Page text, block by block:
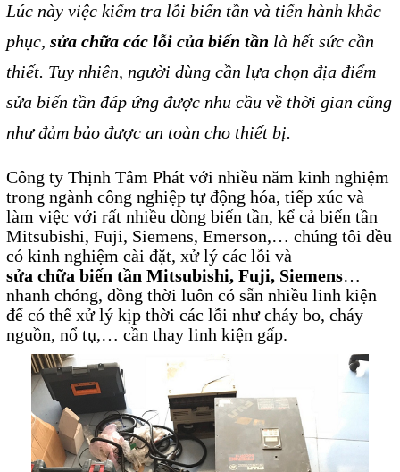
Lúc này việc kiếm tra lỗi biến tần và tiến hành khắc
phục, sửa chữa các lỗi của biến tần là hết sức cần
thiết. Tuy nhiên, người dùng cần lựa chọn địa điểm
sửa biến tần đáp ứng được nhu cầu về thời gian cũng
như đảm bảo được an toàn cho thiết bị.
Công ty Thịnh Tâm Phát với nhiều năm kinh nghiệm
trong ngành công nghiệp tự động hóa, tiếp xúc và
làm việc với rất nhiều dòng biến tần, kể cả biến tần
Mitsubishi, Fuji, Siemens, Emerson,… chúng tôi đều
có kinh nghiệm cài đặt, xử lý các lỗi và
sửa chữa biến tần Mitsubishi, Fuji, Siemens…
nhanh chóng, đồng thời luôn có sẵn nhiều linh kiện
để có thể xử lý kịp thời các lỗi như cháy bo, cháy
nguồn, nổ tụ,… cần thay linh kiện gấp.
Màn hình cảm ứng HMI
PLC - Bộ lập trình PLC
Biến tần
Máy tính công nghiệp
Cáp lập trình PLC - HMI -
Servo
Cân Điện Tử
Thiết bị thu thập dữ liệu,
truyền và lưu trữ dữ liệu
Thiết bị điều khiển và giám
sát
Thiết bị cảnh báo
Thiết bị đo lường - Cảm biến
Bộ điều khiển nhiệt độ